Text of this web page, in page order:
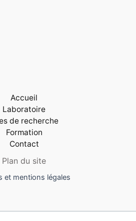
Accueil
Laboratoire
de recherche
Formation
Contact
Plan du site
et mentions légales